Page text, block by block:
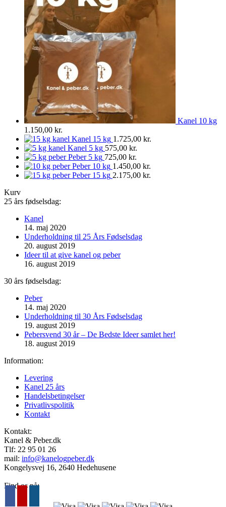
Kanel 10 kg
1.150,00 kr.
Kanel 15 kg 1.725,00 kr.
Kanel 5 kg 575,00 kr.
Peber 5 kg 725,00 kr.
Peber 10 kg 1.450,00 kr.
Peber 15 kg 2.175,00 kr.
Kurv
25 års fødselsdag:
Kanel
14. maj 2020
Underholdning til 25 Års Fødselsdag
20. august 2019
Ideer til at give kanel og peber
16. august 2019
30 års fødselsdag:
Peber
14. maj 2020
Underholdning til 30 Års Fødselsdag
19. august 2019
Pebersvend 30 år – De Bedste Ideer samlet her!
18. august 2019
Information:
Levering
Kanel 25 års
Handelsbetingelser
Privatlivspolitik
Kontakt
Kontakt:
Kanel & Peber.dk
Tlf: ‭22 95 01 26‬
mail: info@kanelogpeber.dk
Kongelysvej 16, 2640 Hedehusene
Find os på: